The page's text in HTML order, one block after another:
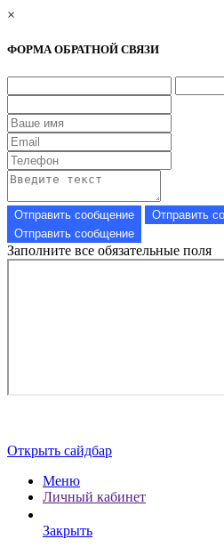
×
ФОРМА ОБРАТНОЙ СВЯЗИ
Заполните все обязательные поля
Открыть сайдбар
Меню
Личный кабинет
Закрыть